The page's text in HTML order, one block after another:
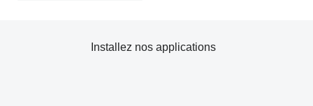
Installez nos applications